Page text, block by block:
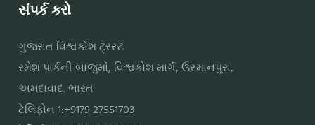
સંપર્ક કરો
ગુજરાત વિશ્વકોશ ટ્રસ્ટ
રમેશ પાર્કની બાજુમાં, વિશ્વકોશ માર્ગ, ઉસ્માનપુરા,
અમદાવાદ. ભારત
ટેલિફોન 1:+9179 27551703